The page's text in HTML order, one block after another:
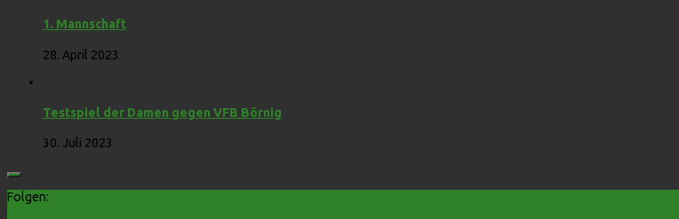
1. Mannschaft
28. April 2023
Testspiel der Damen gegen VFB Börnig
30. Juli 2023
Folgen: